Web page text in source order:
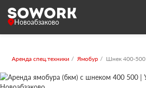
Новоабзаково
Аренда спец.техники Ямобур Шнек 400-500